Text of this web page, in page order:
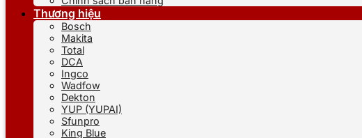
Thương hiệu
Bosch
Makita
Total
DCA
Ingco
Wadfow
Dekton
YUP (YUPAI)
Sfunpro
King Blue